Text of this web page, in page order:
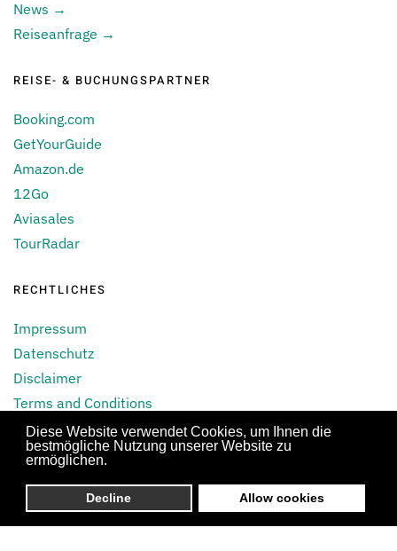
Diese Website verwendet Cookies, um Ihnen die
bestmögliche Nutzung unserer Website zu
ermöglichen.
Decline Allow cookies
DE
News →
Reiseanfrage →
REISE- & BUCHUNGSPARTNER
Booking.com
GetYourGuide
Amazon.de
12Go
Aviasales
TourRadar
RECHTLICHES
Impressum
Datenschutz
Disclaimer
Terms and Conditions
Blacklist Airline
AGB
© Alle Rechte vorbehalten2026